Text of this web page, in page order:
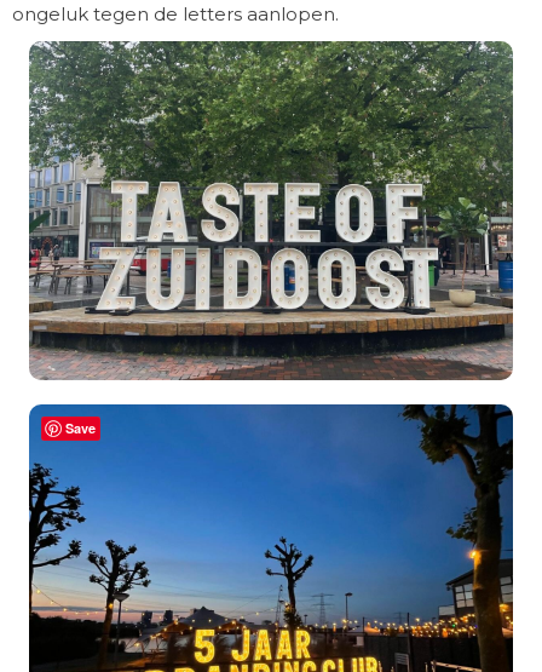
ongeluk tegen de letters aanlopen.
Save